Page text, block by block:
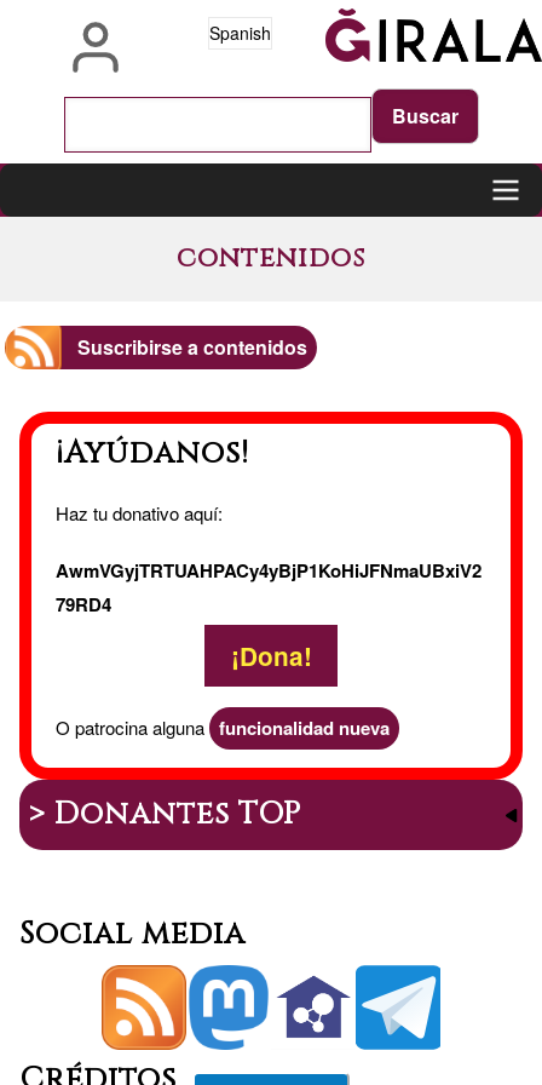
Spanish
navigation
contenidos
Suscribirse a contenidos
¡Ayúdanos!
Haz tu donativo aquí:
AwmVGyjTRTUAHPACy4yBjP1KoHiJFNmaUBxiV2
79RD4
¡Dona!
O patrocina alguna funcionalidad nueva
> Donantes TOP
Social media